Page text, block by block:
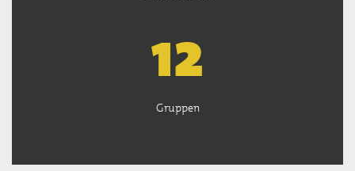
13
Gruppen